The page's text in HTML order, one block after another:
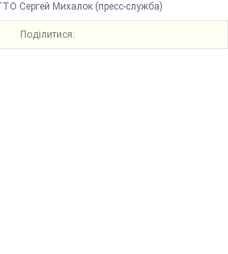
Сергей Михалок (пресс-служба)
Поділитися: